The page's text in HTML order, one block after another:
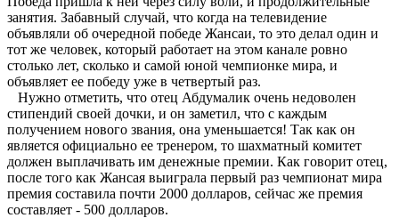
занятия. Забавный случай, что когда на телевидение
объявляли об очередной победе Жансаи, то это делал один и
тот же человек, который работает на этом канале ровно
столько лет, сколько и самой юной чемпионке мира, и
объявляет ее победу уже в четвертый раз.
Нужно отметить, что отец Абдумалик очень недоволен
стипендий своей дочки, и он заметил, что с каждым
получением нового звания, она уменьшается! Так как он
является официально ее тренером, то шахматный комитет
должен выплачивать им денежные премии. Как говорит отец,
после того как Жансая выиграла первый раз чемпионат мира
премия составила почти 2000 долларов, сейчас же премия
составляет - 500 долларов.